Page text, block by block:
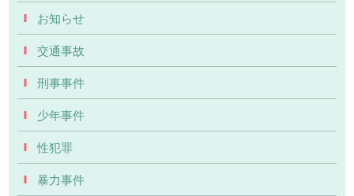
お知らせ
交通事故
刑事事件
少年事件
性犯罪
暴力事件